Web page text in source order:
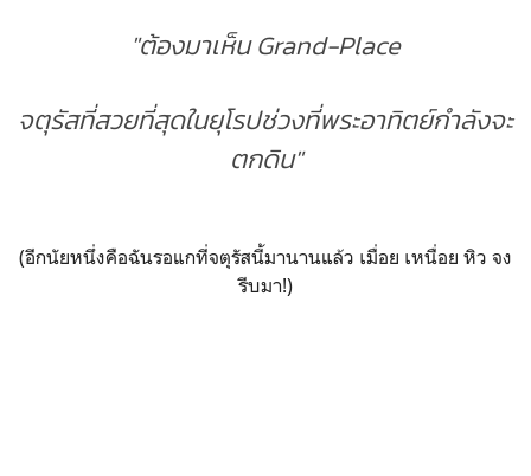
"ต้องมาเห็น Grand-Place
จตุรัสที่สวยที่สุดในยุโรปช่วงที่พระอาทิตย์กำลังจะ
ตกดิน"
(อีกนัยหนึ่งคือฉันรอแกที่จตุรัสนี้มานานแล้ว เมื่อย เหนื่อย หิว จง
รีบมา!)